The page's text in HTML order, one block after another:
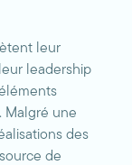
leur
leadership
Malgré une
des
de